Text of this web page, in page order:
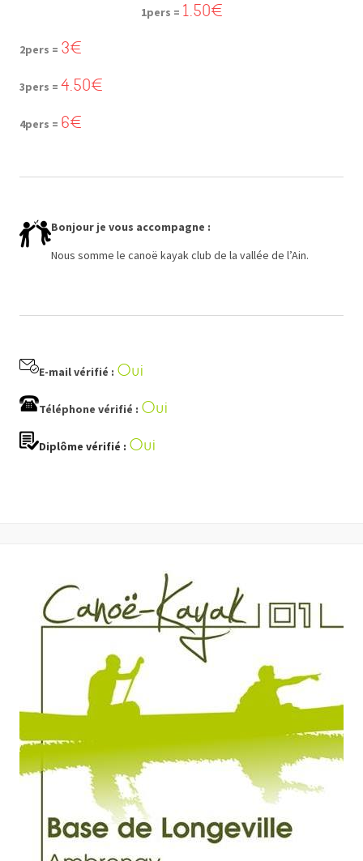
1pers = 1.50€
2pers = 3€
3pers = 4.50€
4pers = 6€
Bonjour je vous accompagne :
Nous somme le canoë kayak club de la vallée de l’Ain.
E-mail vérifié : Oui
Téléphone vérifié : Oui
Diplôme vérifié : Oui
FACEBOOK
TWITTER
WHATSAPP